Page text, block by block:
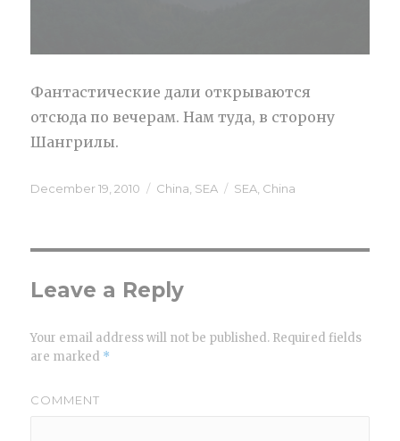
Фантастические дали открываются
отсюда по вечерам. Нам туда, в сторону
Шангрилы.
Posted
December 19, 2010 Categories
China SEA Tags
SEA Сhina
Leave a Reply
Your email address will not be published. Required fields
are marked *
COMMENT